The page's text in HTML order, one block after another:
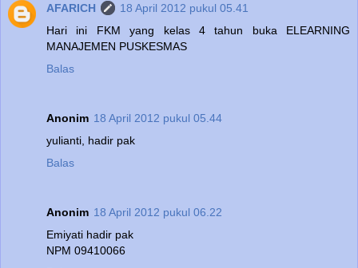
AFARICH
18 April 2012 pukul 05.41
Hari ini FKM yang kelas 4 tahun buka ELEARNING
MANAJEMEN PUSKESMAS
Balas
Anonim 18 April 2012 pukul 05.44
yulianti, hadir pak
Balas
Anonim 18 April 2012 pukul 06.22
Emiyati hadir pak
NPM 09410066